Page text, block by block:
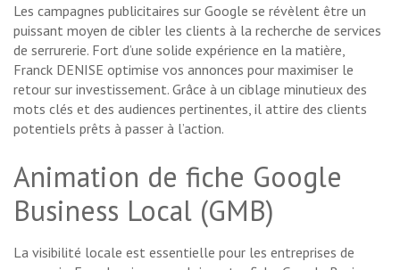
Les campagnes publicitaires sur Google se révèlent être un
puissant moyen de cibler les clients à la recherche de services
de serrurerie. Fort d’une solide expérience en la matière,
Franck DENISE optimise vos annonces pour maximiser le
retour sur investissement. Grâce à un ciblage minutieux des
mots clés et des audiences pertinentes, il attire des clients
potentiels prêts à passer à l’action.
Animation de fiche Google
Business Local (GMB)
La visibilité locale est essentielle pour les entreprises de